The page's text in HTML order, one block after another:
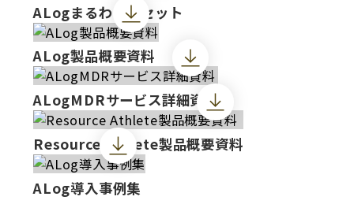
ALogまるわかりセット
ALog製品概要資料
ALogMDRサービス詳細資料
Resource Athlete製品概要資料
ALog導入事例集